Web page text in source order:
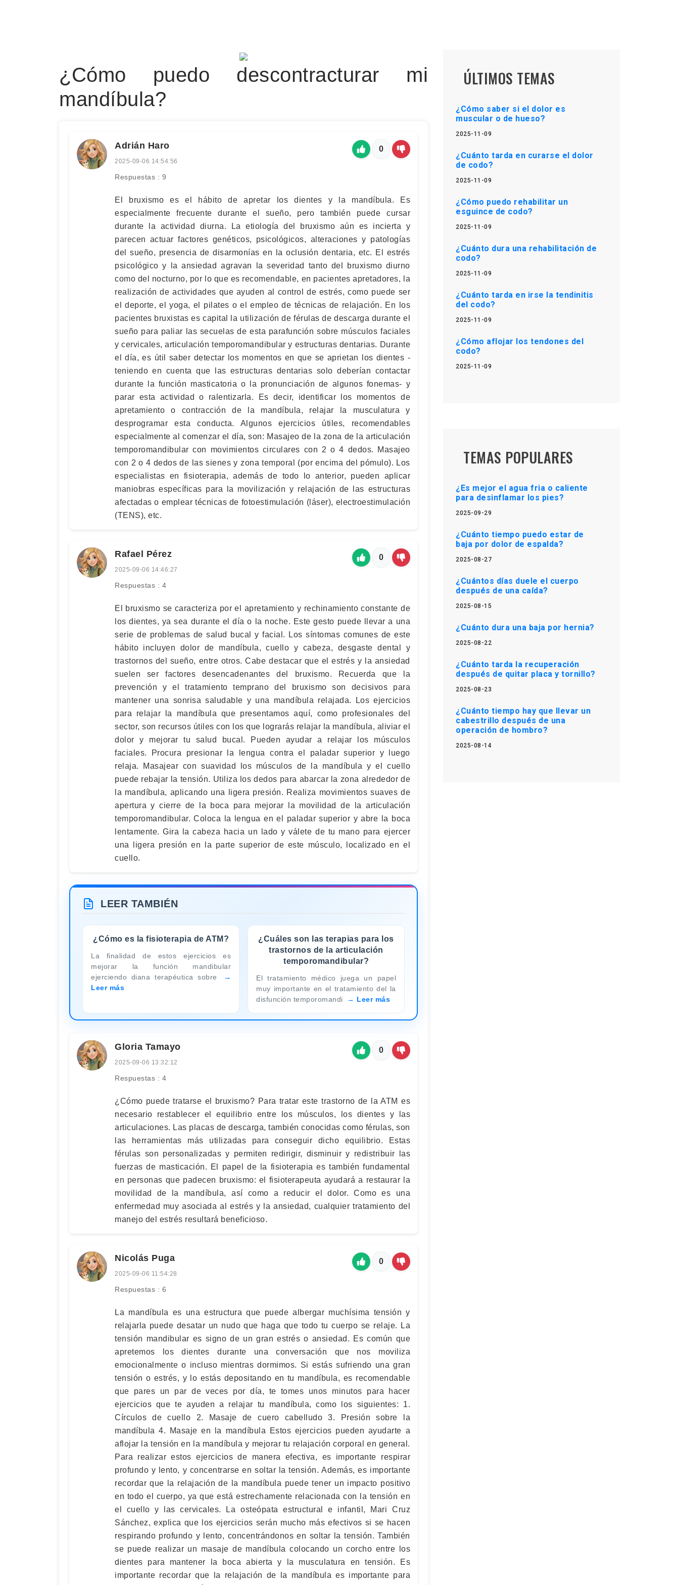
¿Cómo puedo descontracturar mi
mandíbula?
Adrián Haro
2025-09-06 14:54:56
Respuestas : 9
0
El bruxismo es el hábito de apretar los dientes y la mandíbula. Es
especialmente frecuente durante el sueño, pero también puede cursar
durante la actividad diurna. La etiología del bruxismo aún es incierta y
parecen actuar factores genéticos, psicológicos, alteraciones y patologías
del sueño, presencia de disarmonías en la oclusión dentaria, etc. El estrés
psicológico y la ansiedad agravan la severidad tanto del bruxismo diurno
como del nocturno, por lo que es recomendable, en pacientes apretadores, la
realización de actividades que ayuden al control de estrés, como puede ser
el deporte, el yoga, el pilates o el empleo de técnicas de relajación. En los
pacientes bruxistas es capital la utilización de férulas de descarga durante el
sueño para paliar las secuelas de esta parafunción sobre músculos faciales
y cervicales, articulación temporomandibular y estructuras dentarias. Durante
el día, es útil saber detectar los momentos en que se aprietan los dientes -
teniendo en cuenta que las estructuras dentarias solo deberían contactar
durante la función masticatoria o la pronunciación de algunos fonemas- y
parar esta actividad o ralentizarla. Es decir, identificar los momentos de
apretamiento o contracción de la mandíbula, relajar la musculatura y
desprogramar esta conducta. Algunos ejercicios útiles, recomendables
especialmente al comenzar el día, son: Masajeo de la zona de la articulación
temporomandibular con movimientos circulares con 2 o 4 dedos. Masajeo
con 2 o 4 dedos de las sienes y zona temporal (por encima del pómulo). Los
especialistas en fisioterapia, además de todo lo anterior, pueden aplicar
maniobras específicas para la movilización y relajación de las estructuras
afectadas o emplear técnicas de fotoestimulación (láser), electroestimulación
(TENS), etc.
Rafael Pérez
2025-09-06 14:46:27
Respuestas : 4
0
El bruxismo se caracteriza por el apretamiento y rechinamiento constante de
los dientes, ya sea durante el día o la noche. Este gesto puede llevar a una
serie de problemas de salud bucal y facial. Los síntomas comunes de este
hábito incluyen dolor de mandíbula, cuello y cabeza, desgaste dental y
trastornos del sueño, entre otros. Cabe destacar que el estrés y la ansiedad
suelen ser factores desencadenantes del bruxismo. Recuerda que la
prevención y el tratamiento temprano del bruxismo son decisivos para
mantener una sonrisa saludable y una mandíbula relajada. Los ejercicios
para relajar la mandíbula que presentamos aquí, como profesionales del
sector, son recursos útiles con los que lograrás relajar la mandíbula, aliviar el
dolor y mejorar tu salud bucal. Pueden ayudar a relajar los músculos
faciales. Procura presionar la lengua contra el paladar superior y luego
relaja. Masajear con suavidad los músculos de la mandíbula y el cuello
puede rebajar la tensión. Utiliza los dedos para abarcar la zona alrededor de
la mandíbula, aplicando una ligera presión. Realiza movimientos suaves de
apertura y cierre de la boca para mejorar la movilidad de la articulación
temporomandibular. Coloca la lengua en el paladar superior y abre la boca
lentamente. Gira la cabeza hacia un lado y válete de tu mano para ejercer
una ligera presión en la parte superior de este músculo, localizado en el
cuello.
LEER TAMBIÉN
¿Cómo es la fisioterapia de ATM?
La finalidad de estos ejercicios es
mejorar la función mandibular
ejerciendo diana terapéutica sobre
Leer más
¿Cuáles son las terapias para los
trastornos de la articulación
temporomandibular?
El tratamiento médico juega un papel
muy importante en el tratamiento del la
disfunción temporomandi
Leer más
Gloria Tamayo
2025-09-06 13:32:12
Respuestas : 4
0
¿Cómo puede tratarse el bruxismo? Para tratar este trastorno de la ATM es
necesario restablecer el equilibrio entre los músculos, los dientes y las
articulaciones. Las placas de descarga, también conocidas como férulas, son
las herramientas más utilizadas para conseguir dicho equilibrio. Estas
férulas son personalizadas y permiten redirigir, disminuir y redistribuir las
fuerzas de masticación. El papel de la fisioterapia es también fundamental
en personas que padecen bruxismo: el fisioterapeuta ayudará a restaurar la
movilidad de la mandíbula, así como a reducir el dolor. Como es una
enfermedad muy asociada al estrés y la ansiedad, cualquier tratamiento del
manejo del estrés resultará beneficioso.
Nicolás Puga
2025-09-06 11:54:28
Respuestas : 6
0
La mandíbula es una estructura que puede albergar muchísima tensión y
relajarla puede desatar un nudo que haga que todo tu cuerpo se relaje. La
tensión mandibular es signo de un gran estrés o ansiedad. Es común que
apretemos los dientes durante una conversación que nos moviliza
emocionalmente o incluso mientras dormimos. Si estás sufriendo una gran
tensión o estrés, y lo estás depositando en tu mandíbula, es recomendable
que pares un par de veces por día, te tomes unos minutos para hacer
ejercicios que te ayuden a relajar tu mandíbula, como los siguientes: 1.
Círculos de cuello 2. Masaje de cuero cabelludo 3. Presión sobre la
mandíbula 4. Masaje en la mandíbula Estos ejercicios pueden ayudarte a
aflojar la tensión en la mandíbula y mejorar tu relajación corporal en general.
Para realizar estos ejercicios de manera efectiva, es importante respirar
profundo y lento, y concentrarse en soltar la tensión. Además, es importante
recordar que la relajación de la mandíbula puede tener un impacto positivo
en todo el cuerpo, ya que está estrechamente relacionada con la tensión en
el cuello y las cervicales. La osteópata estructural e infantil, Mari Cruz
Sánchez, explica que los ejercicios serán mucho más efectivos si se hacen
respirando profundo y lento, concentrándonos en soltar la tensión. También
se puede realizar un masaje de mandíbula colocando un corcho entre los
dientes para mantener la boca abierta y la musculatura en tensión. Es
importante recordar que la relajación de la mandíbula es importante para
ÚLTIMOS TEMAS
¿Cómo saber si el dolor es
muscular o de hueso?
2025-11-09
¿Cuánto tarda en curarse el dolor
de codo?
2025-11-09
¿Cómo puedo rehabilitar un
esguince de codo?
2025-11-09
¿Cuánto dura una rehabilitación de
codo?
2025-11-09
¿Cuánto tarda en irse la tendinitis
del codo?
2025-11-09
¿Cómo aflojar los tendones del
codo?
2025-11-09
TEMAS POPULARES
¿Es mejor el agua fria o caliente
para desinflamar los pies?
2025-09-29
¿Cuánto tiempo puedo estar de
baja por dolor de espalda?
2025-08-27
¿Cuántos días duele el cuerpo
después de una caída?
2025-08-15
¿Cuánto dura una baja por hernia?
2025-08-22
¿Cuánto tarda la recuperación
después de quitar placa y tornillo?
2025-08-23
¿Cuánto tiempo hay que llevar un
cabestrillo después de una
operación de hombro?
2025-08-14